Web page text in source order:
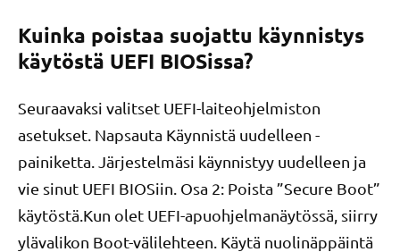
Kuinka poistaa suojattu käynnistys
käytöstä UEFI BIOSissa?
Seuraavaksi valitset UEFI-laiteohjelmiston
asetukset. Napsauta Käynnistä uudelleen -
painiketta. Järjestelmäsi käynnistyy uudelleen ja
vie sinut UEFI BIOSiin. Osa 2: Poista ”Secure Boot”
käytöstä.Kun olet UEFI-apuohjelmanäytössä, siirry
ylävalikon Boot-välilehteen. Käytä nuolinäppäintä